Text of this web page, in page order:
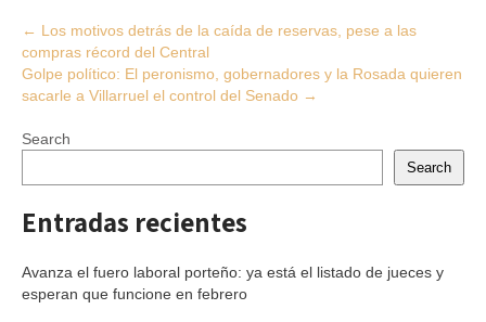
Post
navigation
← Los motivos detrás de la caída de reservas, pese a las
compras récord del Central
Golpe político: El peronismo, gobernadores y la Rosada quieren
sacarle a Villarruel el control del Senado →
Search
Search
Entradas recientes
Avanza el fuero laboral porteño: ya está el listado de jueces y
esperan que funcione en febrero